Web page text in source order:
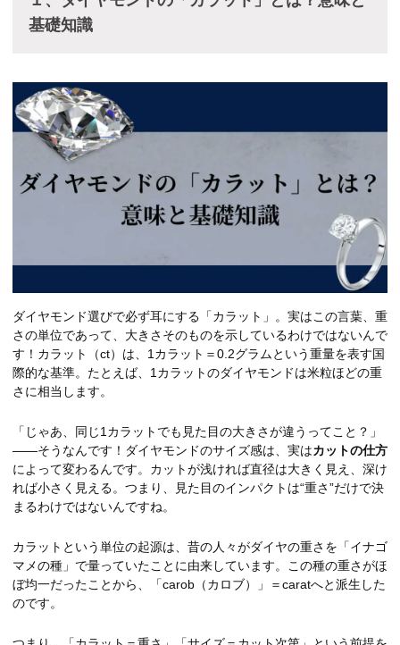
基礎知識
ダイヤモンド選びで必ず耳にする「カラット」。実はこの言葉、重
さの単位であって、大きさそのものを示しているわけではないんで
す！カラット（ct）は、1カラット＝0.2グラムという重量を表す国
際的な基準。たとえば、1カラットのダイヤモンドは米粒ほどの重
さに相当します。
「じゃあ、同じ1カラットでも見た目の大きさが違うってこと？」
――そうなんです！ダイヤモンドのサイズ感は、実はカットの仕方
によって変わるんです。カットが浅ければ直径は大きく見え、深け
れば小さく見える。つまり、見た目のインパクトは“重さ”だけで決
まるわけではないんですね。
カラットという単位の起源は、昔の人々がダイヤの重さを「イナゴ
マメの種」で量っていたことに由来しています。この種の重さがほ
ぼ均一だったことから、「carob（カロブ）」＝caratへと派生した
のです。